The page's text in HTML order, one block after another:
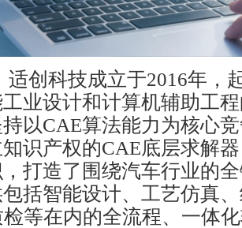
适创科技成立于2016年，
业设计和计算机辅助工
以CAE算法能力为核心
识产权的CAE底层求解
打造了围绕汽车行业的
括智能设计、工艺仿真
等在内的全流程、一体